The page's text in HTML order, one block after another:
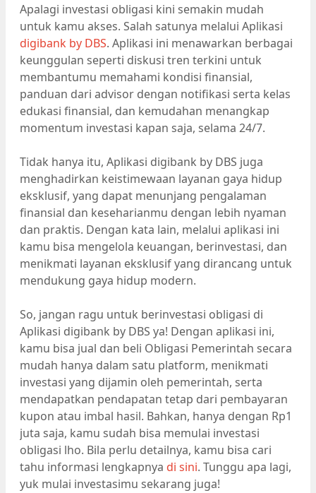
Apalagi investasi obligasi kini semakin mudah
untuk kamu akses. Salah satunya melalui Aplikasi
digibank by DBS. Aplikasi ini menawarkan berbagai
keunggulan seperti diskusi tren terkini untuk
membantumu memahami kondisi finansial,
panduan dari advisor dengan notifikasi serta kelas
edukasi finansial, dan kemudahan menangkap
momentum investasi kapan saja, selama 24/7.
Tidak hanya itu, Aplikasi digibank by DBS juga
menghadirkan keistimewaan layanan gaya hidup
eksklusif, yang dapat menunjang pengalaman
finansial dan keseharianmu dengan lebih nyaman
dan praktis. Dengan kata lain, melalui aplikasi ini
kamu bisa mengelola keuangan, berinvestasi, dan
menikmati layanan eksklusif yang dirancang untuk
mendukung gaya hidup modern.
So, jangan ragu untuk berinvestasi obligasi di
Aplikasi digibank by DBS ya! Dengan aplikasi ini,
kamu bisa jual dan beli Obligasi Pemerintah secara
mudah hanya dalam satu platform, menikmati
investasi yang dijamin oleh pemerintah, serta
mendapatkan pendapatan tetap dari pembayaran
kupon atau imbal hasil. Bahkan, hanya dengan Rp1
juta saja, kamu sudah bisa memulai investasi
obligasi lho. Bila perlu detailnya, kamu bisa cari
tahu informasi lengkapnya di sini. Tunggu apa lagi,
yuk mulai investasimu sekarang juga!